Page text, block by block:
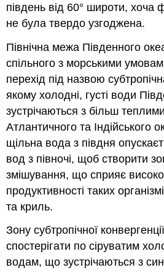
південь від 60° широти,
не була твердо узгоджена.
Північна межа Південного
спільного з морськими
перехід під назвою
якому холодні, густі води
зустрічаються з більш
Атлантичного та Індійського
щільна вода з півдня
вод з півночі, щоб створити
змішування, що сприяє
продуктивності таких
та криль.
Зону субтропічної
спостерігати по сіруватим
водам, що зустрічаються з